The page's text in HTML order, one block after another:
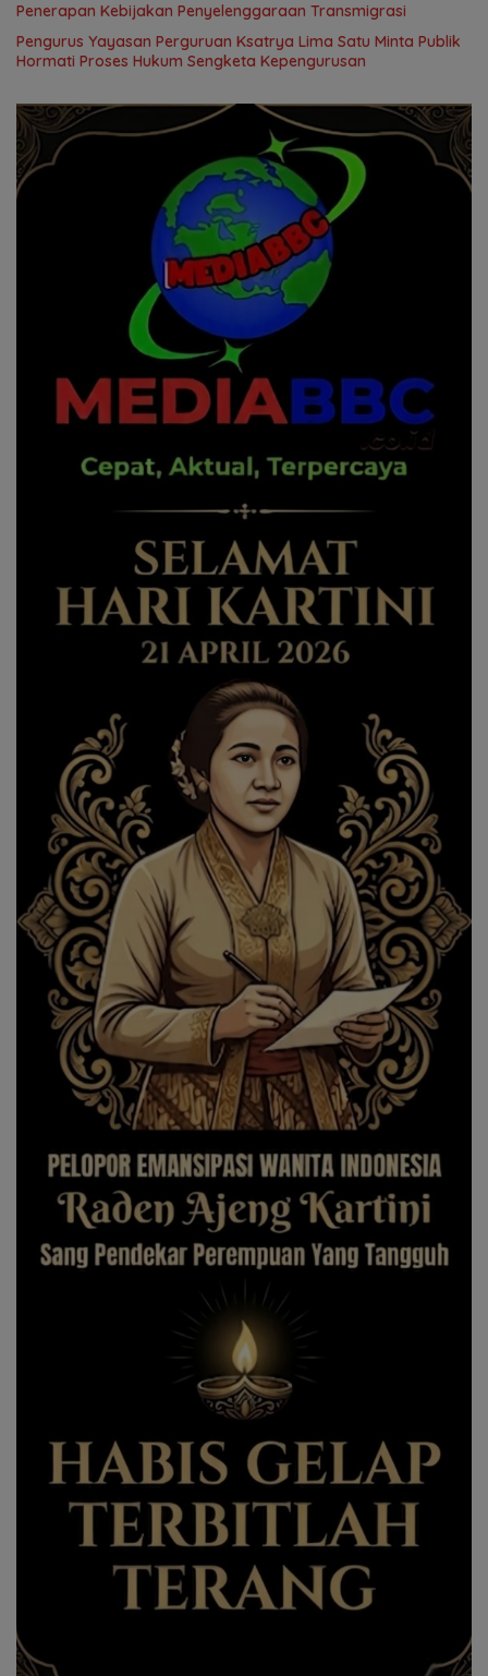
Penerapan Kebijakan Penyelenggaraan Transmigrasi
Pengurus Yayasan Perguruan Ksatrya Lima Satu Minta Publik
Hormati Proses Hukum Sengketa Kepengurusan